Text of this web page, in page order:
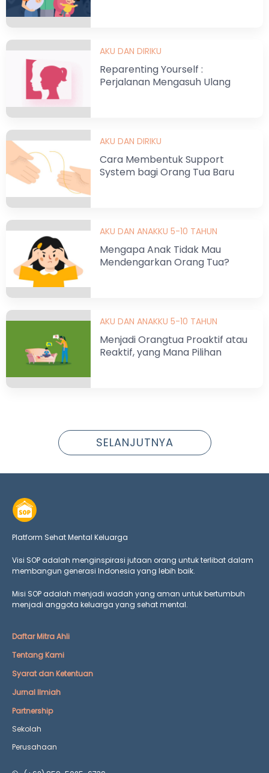
AKU DAN DIRIKU
Reparenting Yourself :
Perjalanan Mengasuh Ulang
AKU DAN DIRIKU
Cara Membentuk Support
System bagi Orang Tua Baru
AKU DAN ANAKKU 5-10 TAHUN
Mengapa Anak Tidak Mau
Mendengarkan Orang Tua?
AKU DAN ANAKKU 5-10 TAHUN
Menjadi Orangtua Proaktif atau
Reaktif, yang Mana Pilihan
SELANJUTNYA
Platform Sehat Mental Keluarga
Visi SOP adalah menginspirasi jutaan orang untuk terlibat dalam
membangun generasi Indonesia yang lebih baik.
Misi SOP adalah menjadi wadah yang aman untuk bertumbuh
menjadi anggota keluarga yang sehat mental.
Daftar Mitra Ahli
Tentang Kami
Syarat dan Ketentuan
Jurnal Ilmiah
Partnership
Sekolah
Perusahaan